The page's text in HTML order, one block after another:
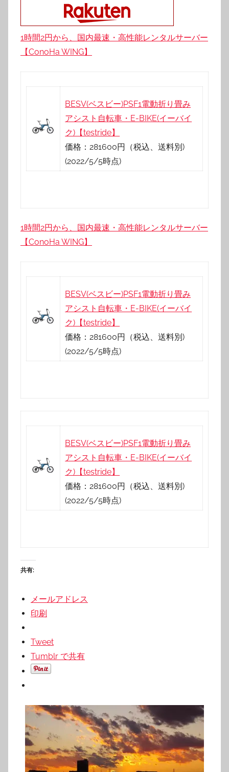
1時間2円から、国内最速・高性能レンタルサーバー
【ConoHa WING】
BESV(ベスビー)PSF1電動折り畳み
アシスト自転車・E-BIKE(イーバイ
ク)【testride】
価格：281600円（税込、送料別)
(2022/5/5時点)
1時間2円から、国内最速・高性能レンタルサーバー
【ConoHa WING】
BESV(ベスビー)PSF1電動折り畳み
アシスト自転車・E-BIKE(イーバイ
ク)【testride】
価格：281600円（税込、送料別)
(2022/5/5時点)
BESV(ベスビー)PSF1電動折り畳み
アシスト自転車・E-BIKE(イーバイ
ク)【testride】
価格：281600円（税込、送料別)
(2022/5/5時点)
共有:
メールアドレス
印刷
Tweet
Tumblr で共有